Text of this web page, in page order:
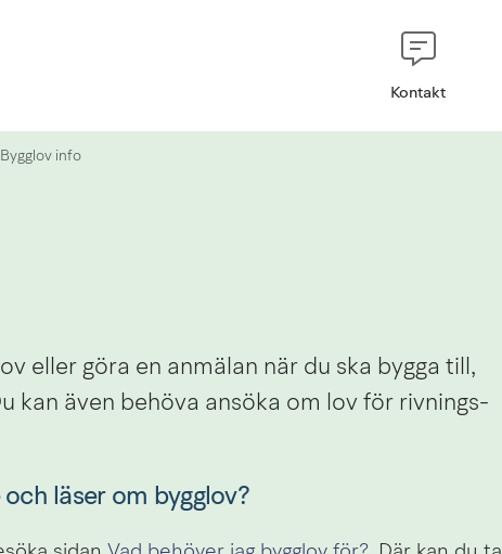
Kontakt
Bygglov info
eller göra en anmälan när du ska bygga till,
kan även behöva ansöka om lov för rivnings-
läser om bygglov?